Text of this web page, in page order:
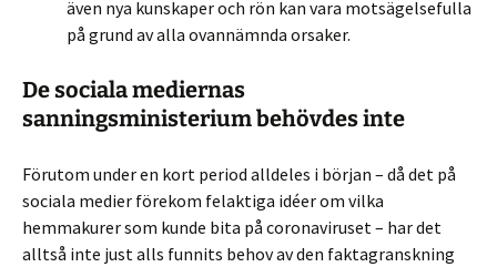
även nya kunskaper och rön kan vara motsägelsefulla
på grund av alla ovannämnda orsaker.
De sociala mediernas
sanningsministerium behövdes inte
Förutom under en kort period alldeles i början – då det på
sociala medier förekom felaktiga idéer om vilka
hemmakurer som kunde bita på coronaviruset – har det
alltså inte just alls funnits behov av den faktagranskning